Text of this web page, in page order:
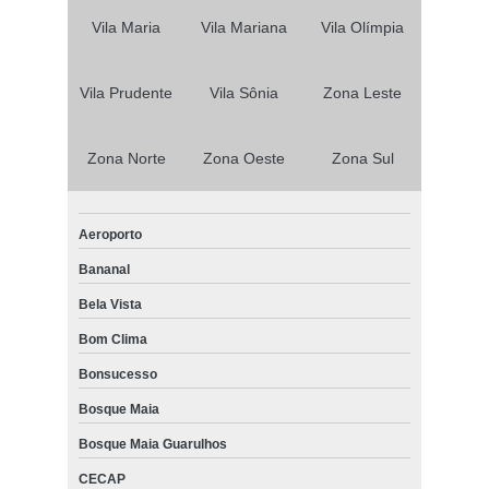
peruca front lace cabelo humano no Jardim Maria Lídia
quanto custa peruca de front lace no Jardim Bizzaro
onde encontro prótese capilar front lace em Guarulhos
peruca front lace cabelo humano preço no Jardim Novo Taboão
peruca de front lace preço no Jardim das Laranjeiras
peruca front lace cacheada Vila Guaianases
quanto custa peruca front lace cacheada Superquadra Morumbi
Vila Maria Vila Mariana Vila Olímpia
Vila Prudente Vila Sônia Zona Leste
Zona Norte Zona Oeste Zona Sul
Aeroporto
Bananal
Bela Vista
Bom Clima
Bonsucesso
Bosque Maia
Bosque Maia Guarulhos
CECAP